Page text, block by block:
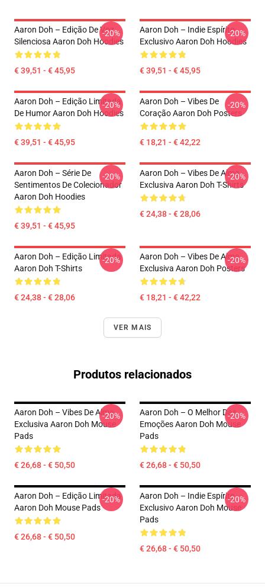
Aaron Doh – Edição De Voz
Silenciosa Aaron Doh Hoodies
€ 39,51 - € 45,95
-20%
Aaron Doh – Indie Espírito
Exclusivo Aaron Doh Hoodies
€ 39,51 - € 45,95
-20%
Aaron Doh – Edição Limitada
De Humor Aaron Doh Hoodies
€ 39,51 - € 45,95
-20%
Aaron Doh – Vibes De
Coração Aaron Doh Posters
€ 18,21 - € 42,22
-20%
Aaron Doh – Série De
Sentimentos De Colecionador
Aaron Doh Hoodies
€ 39,51 - € 45,95
-20%
Aaron Doh – Vibes De Alma
Exclusiva Aaron Doh T-Shirts
€ 24,38 - € 28,06
-20%
Aaron Doh – Edição Limitada
Aaron Doh T-Shirts
€ 24,38 - € 28,06
-20%
Aaron Doh – Vibes De Alma
Exclusiva Aaron Doh Posters
€ 18,21 - € 42,22
-20%
VER MAIS
Produtos relacionados
Aaron Doh – Vibes De Alma
Exclusiva Aaron Doh Mouse
Pads
€ 26,68 - € 50,50
-20%
Aaron Doh – O Melhor Das
Emoções Aaron Doh Mouse
Pads
€ 26,68 - € 50,50
-20%
Aaron Doh – Edição Limitada
Aaron Doh Mouse Pads
€ 26,68 - € 50,50
-20%
Aaron Doh – Indie Espírito
Exclusivo Aaron Doh Mouse
Pads
€ 26,68 - € 50,50
-20%